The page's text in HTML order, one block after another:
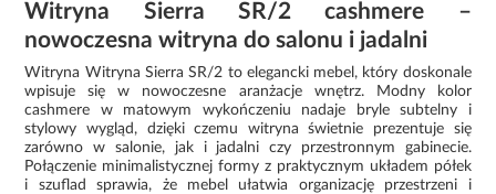
Witryna Sierra SR/2 cashmere –
nowoczesna witryna do salonu i jadalni
Witryna Witryna Sierra SR/2 to elegancki mebel, który doskonale
wpisuje się w nowoczesne aranżacje wnętrz. Modny kolor
cashmere w matowym wykończeniu nadaje bryle subtelny i
stylowy wygląd, dzięki czemu witryna świetnie prezentuje się
zarówno w salonie, jak i jadalni czy przestronnym gabinecie.
Połączenie minimalistycznej formy z praktycznym układem półek
i szuflad sprawia, że mebel ułatwia organizację przestrzeni i